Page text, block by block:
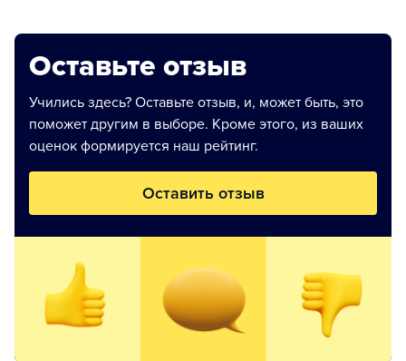
Оставьте отзыв
Учились здесь? Оставьте отзыв, и, может быть, это
поможет другим в выборе. Кроме этого, из ваших
оценок формируется наш рейтинг.
Оставить отзыв